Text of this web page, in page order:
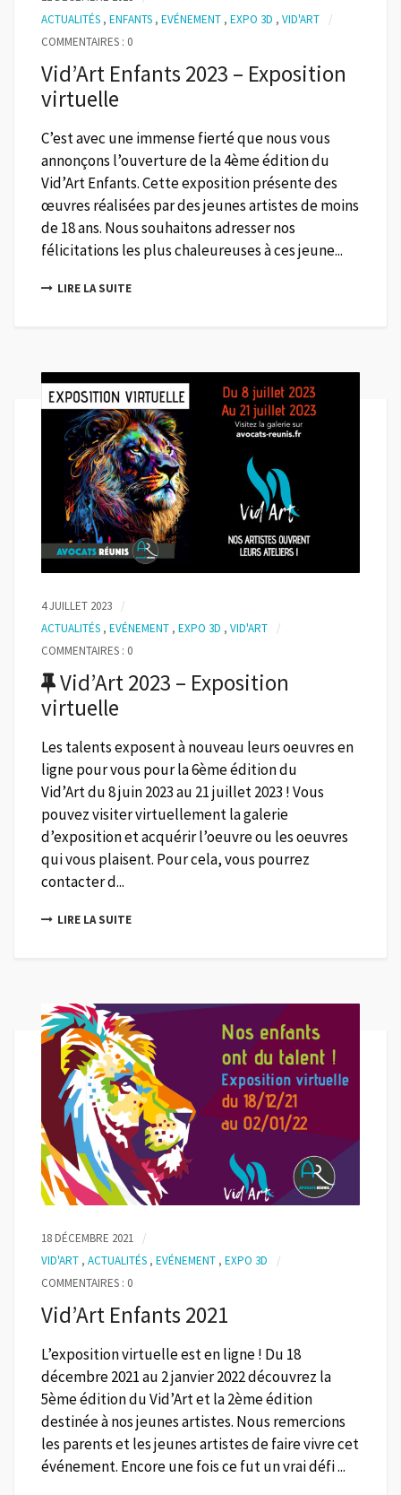
ACTUALITÉS , ENFANTS , EVÉNEMENT , EXPO 3D , VID'ART
COMMENTAIRES : 0
Vid’Art Enfants 2023 – Exposition
virtuelle
C’est avec une immense fierté que nous vous
annonçons l’ouverture de la 4ème édition du
Vid’Art Enfants. Cette exposition présente des
œuvres réalisées par des jeunes artistes de moins
de 18 ans. Nous souhaitons adresser nos
félicitations les plus chaleureuses à ces jeune...
LIRE LA SUITE
4 JUILLET 2023
ACTUALITÉS , EVÉNEMENT , EXPO 3D , VID'ART
COMMENTAIRES : 0
Vid’Art 2023 – Exposition
virtuelle
Les talents exposent à nouveau leurs oeuvres en
ligne pour vous pour la 6ème édition du
Vid’Art du 8 juin 2023 au 21 juillet 2023 ! Vous
pouvez visiter virtuellement la galerie
d’exposition et acquérir l’oeuvre ou les oeuvres
qui vous plaisent. Pour cela, vous pourrez
contacter d...
LIRE LA SUITE
18 DÉCEMBRE 2021
VID'ART , ACTUALITÉS , EVÉNEMENT , EXPO 3D
COMMENTAIRES : 0
Vid’Art Enfants 2021
L’exposition virtuelle est en ligne ! Du 18
décembre 2021 au 2 janvier 2022 découvrez la
5ème édition du Vid’Art et la 2ème édition
destinée à nos jeunes artistes. Nous remercions
les parents et les jeunes artistes de faire vivre cet
événement. Encore une fois ce fut un vrai défi ...